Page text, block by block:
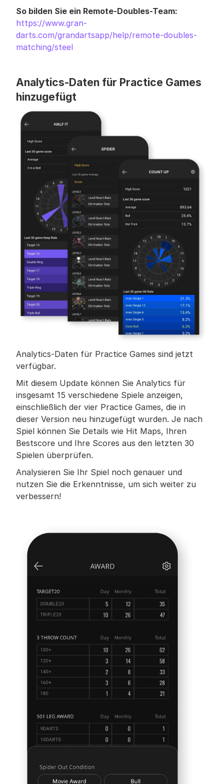
https://www.gran-
darts.com/grandartsapp/help/remote-doubles-
matching/steel
Analytics-Daten für Practice Games
hinzugefügt
Analytics-Daten für Practice Games sind jetzt
verfügbar.
Mit diesem Update können Sie Analytics für
insgesamt 15 verschiedene Spiele anzeigen,
einschließlich der vier Practice Games, die in
dieser Version neu hinzugefügt wurden. Je nach
Spiel können Sie Details wie Hit Maps, Ihren
Bestscore und Ihre Scores aus den letzten 30
Spielen überprüfen.
Analysieren Sie Ihr Spiel noch genauer und
nutzen Sie die Erkenntnisse, um sich weiter zu
verbessern!